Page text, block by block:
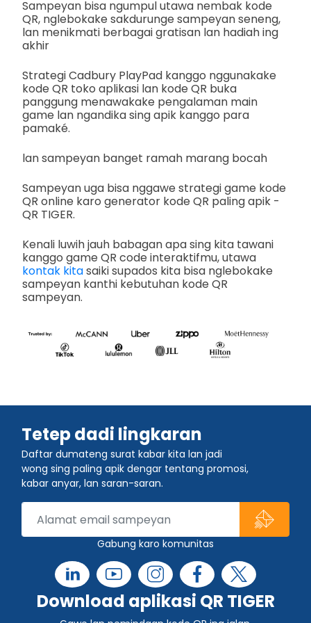
Sampeyan bisa ngumpul utawa nembak kode
QR, nglebokake sakdurunge sampeyan seneng,
lan menikmati berbagai gratisan lan hadiah ing
akhir
Strategi Cadbury PlayPad kanggo nggunakake
kode QR toko aplikasi lan kode QR buka
panggung menawakake pengalaman main
game lan ngandika sing apik kanggo para
pamaké.
lan sampeyan banget ramah marang bocah
Sampeyan uga bisa nggawe strategi game kode
QR online karo generator kode QR paling apik -
QR TIGER.
Kenali luwih jauh babagan apa sing kita tawani
kanggo game QR code interaktifmu, utawa
kontak kitasaiki supados kita bisa nglebokake
sampeyan kanthi kebutuhan kode QR
sampeyan.
Tetep dadi lingkaran
Daftar dumateng surat kabar kita lan jadi
wong sing paling apik dengar tentang promosi,
kabar anyar, lan saran-saran.
Gabung karo komunitas
Download aplikasi QR TIGER